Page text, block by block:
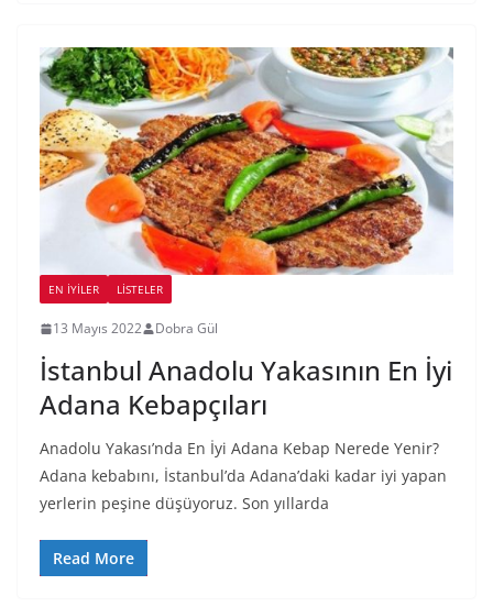
EN İYILER LİSTELER
13 Mayıs 2022 Dobra Gül
İstanbul Anadolu Yakasının En İyi
Adana Kebapçıları
Anadolu Yakası’nda En İyi Adana Kebap Nerede Yenir?
Adana kebabını, İstanbul’da Adana’daki kadar iyi yapan
yerlerin peşine düşüyoruz. Son yıllarda
Read More